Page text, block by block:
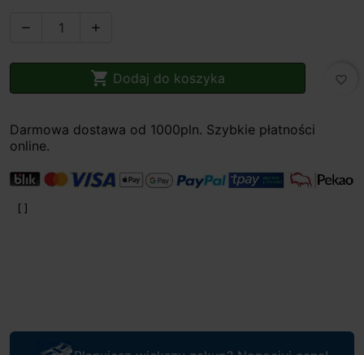
 
 Dodaj do koszyka favorite_border
Darmowa dostawa od 1000pln. Szybkie płatności
online.